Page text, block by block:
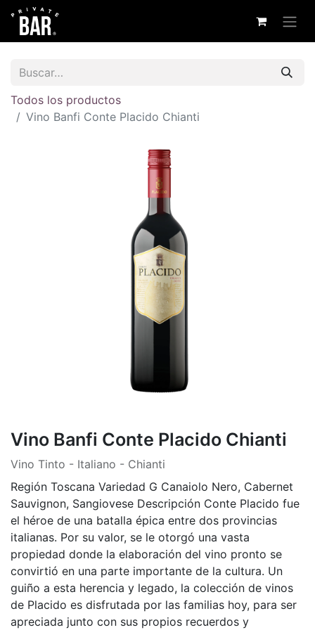
Todos los productos
Vino Banfi Conte Placido Chianti
Vino Banfi Conte Placido Chianti
Vino Tinto - Italiano - Chianti
Región Toscana Variedad G Canaiolo Nero, Cabernet
Sauvignon, Sangiovese Descripción Conte Placido fue
el héroe de una batalla épica entre dos provincias
italianas. Por su valor, se le otorgó una vasta
propiedad donde la elaboración del vino pronto se
convirtió en una parte importante de la cultura. Un
guiño a esta herencia y legado, la colección de vinos
de Placido es disfrutada por las familias hoy, para ser
apreciada junto con sus propios recuerdos y